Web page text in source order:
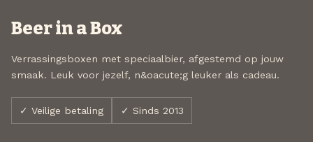
Beer in a Box
Verrassingsboxen met speciaalbier, afgestemd op jouw
smaak. Leuk voor jezelf, n&oacute;g leuker als cadeau.
✓ Veilige betaling ✓ Sinds 2013